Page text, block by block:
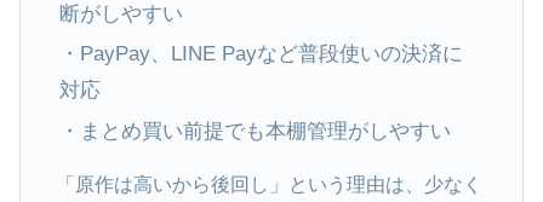
断がしやすい
・PayPay、LINE Payなど普段使いの決済に
対応
・まとめ買い前提でも本棚管理がしやすい
「原作は高いから後回し」という理由は、少なく